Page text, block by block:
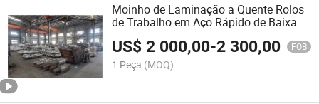
Moinho de Laminação a Quente Rolos
de Trabalho em Aço Rápido de Baixa
Liga e Alto Manganês
US$2 000,00-2 300,00 FOB
1 Peça (MOQ)